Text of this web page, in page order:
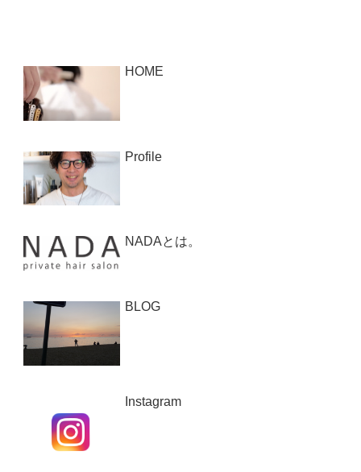
HOME
Profile
NADAとは。
BLOG
Instagram